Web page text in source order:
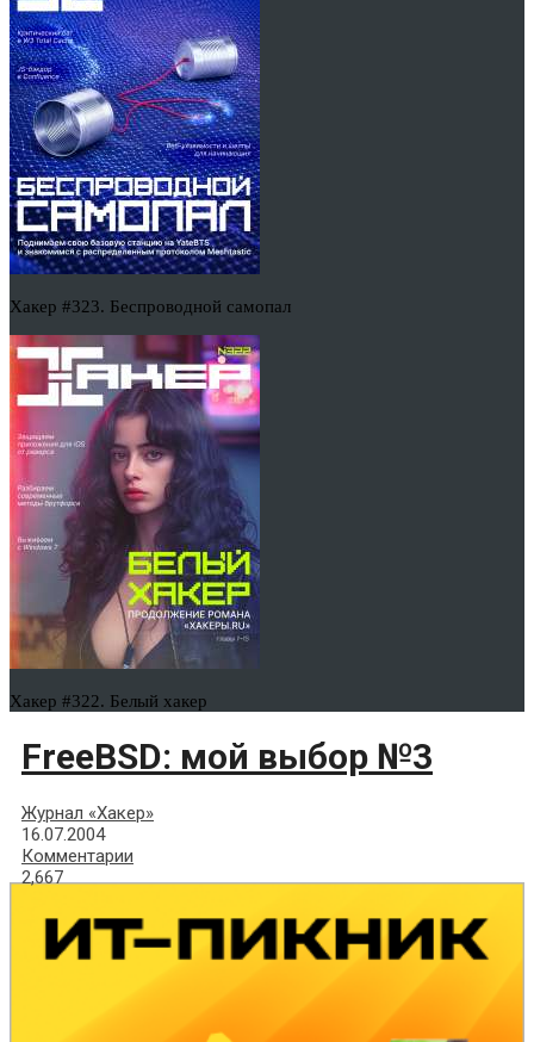
Хакер #323. Беспроводной самопал
Хакер #322. Белый хакер
FreeBSD: мой выбор №3
Журнал «Хакер»
16.07.2004
Комментарии
2,667